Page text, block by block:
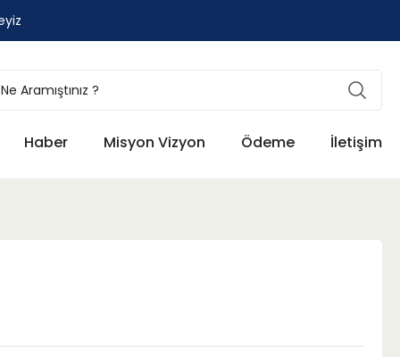
Haber Misyon Vizyon Ödeme İletişim